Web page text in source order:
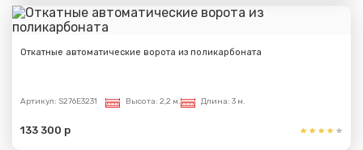
Откатные автоматические ворота из поликарбоната
Артикул: S276E3231 Высота: 2,2 м. Длина: 3 м.
133 300 р